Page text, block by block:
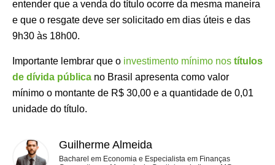
entender que a venda do título ocorre da mesma maneira
e que o resgate deve ser solicitado em dias úteis e das
9h30 às 18h00.
Importante lembrar que o investimento mínimo nos títulos
de dívida pública no Brasil apresenta como valor
mínimo o montante de R$ 30,00 e a quantidade de 0,01
unidade do título.
Guilherme Almeida
Bacharel em Economia e Especialista em Finanças